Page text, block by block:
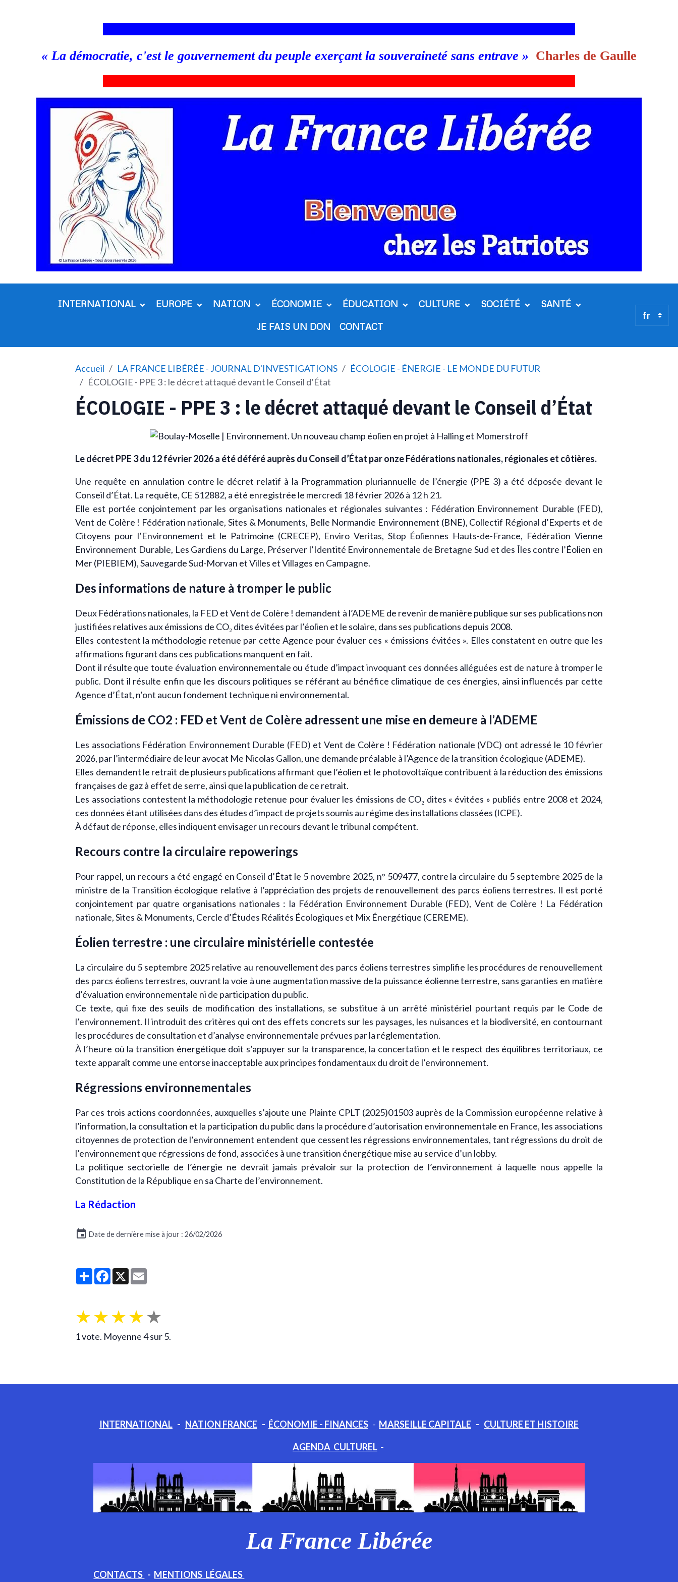
«La démocratie, c'est le gouvernement du peuple exerçant la souveraineté sans entrave » Charles de Gaulle
INTERNATIONAL EUROPE NATION ÉCONOMIE ÉDUCATION CULTURE SOCIÉTÉ SANTÉ
JE FAIS UN DON CONTACT
Accueil LA FRANCE LIBÉRÉE - JOURNAL D'INVESTIGATIONS
ÉCOLOGIE - ÉNERGIE - LE MONDE DU FUTUR
ÉCOLOGIE - PPE 3 : le décret attaqué devant le Conseil d’État
ÉCOLOGIE - PPE 3 : le décret attaqué devant le Conseil d’État
Le décret PPE 3 du 12 février 2026 a été déféré auprès du Conseil d’État par onze Fédérations nationales, régionales et côtières.
Une requête en annulation contre le décret relatif à la Programmation pluriannuelle de l’énergie (PPE 3) a été déposée devant le
Conseil d’État. La requête, CE 512882, a été enregistrée le mercredi 18 février 2026 à 12 h 21.
Elle est portée conjointement par les organisations nationales et régionales suivantes : Fédération Environnement Durable (FED),
Vent de Colère ! Fédération nationale, Sites & Monuments, Belle Normandie Environnement (BNE), Collectif Régional d’Experts et de
Citoyens pour l’Environnement et le Patrimoine (CRECEP), Enviro Veritas, Stop Éoliennes Hauts-de-France, Fédération Vienne
Environnement Durable, Les Gardiens du Large, Préserver l’Identité Environnementale de Bretagne Sud et des Îles contre l’Éolien en
Mer (PIEBIEM), Sauvegarde Sud-Morvan et Villes et Villages en Campagne.
Des informations de nature à tromper le public
Deux Fédérations nationales, la FED et Vent de Colère ! demandent à l’ADEME de revenir de manière publique sur ses publications non
justifiées relatives aux émissions de CO₂ dites évitées par l’éolien et le solaire, dans ses publications depuis 2008.
Elles contestent la méthodologie retenue par cette Agence pour évaluer ces « émissions évitées ». Elles constatent en outre que les
affirmations figurant dans ces publications manquent en fait.
Dont il résulte que toute évaluation environnementale ou étude d’impact invoquant ces données alléguées est de nature à tromper le
public. Dont il résulte enfin que les discours politiques se référant au bénéfice climatique de ces énergies, ainsi influencés par cette
Agence d’État, n’ont aucun fondement technique ni environnemental.
Émissions de CO2 : FED et Vent de Colère adressent une mise en demeure à l’ADEME
Les associations Fédération Environnement Durable (FED) et Vent de Colère ! Fédération nationale (VDC) ont adressé le 10 février
2026, par l’intermédiaire de leur avocat Me Nicolas Gallon, une demande préalable à l’Agence de la transition écologique (ADEME).
Elles demandent le retrait de plusieurs publications affirmant que l’éolien et le photovoltaïque contribuent à la réduction des émissions
françaises de gaz à effet de serre, ainsi que la publication de ce retrait.
Les associations contestent la méthodologie retenue pour évaluer les émissions de CO₂ dites « évitées » publiés entre 2008 et 2024,
ces données étant utilisées dans des études d’impact de projets soumis au régime des installations classées (ICPE).
À défaut de réponse, elles indiquent envisager un recours devant le tribunal compétent.
Recours contre la circulaire repowerings
Pour rappel, un recours a été engagé en Conseil d’État le 5 novembre 2025, n° 509477, contre la circulaire du 5 septembre 2025 de la
ministre de la Transition écologique relative à l’appréciation des projets de renouvellement des parcs éoliens terrestres. Il est porté
conjointement par quatre organisations nationales : la Fédération Environnement Durable (FED), Vent de Colère ! La Fédération
nationale, Sites & Monuments, Cercle d’Études Réalités Écologiques et Mix Énergétique (CEREME).
Éolien terrestre : une circulaire ministérielle contestée
La circulaire du 5 septembre 2025 relative au renouvellement des parcs éoliens terrestres simplifie les procédures de renouvellement
des parcs éoliens terrestres, ouvrant la voie à une augmentation massive de la puissance éolienne terrestre, sans garanties en matière
d’évaluation environnementale ni de participation du public.
Ce texte, qui fixe des seuils de modification des installations, se substitue à un arrêté ministériel pourtant requis par le Code de
l’environnement. Il introduit des critères qui ont des effets concrets sur les paysages, les nuisances et la biodiversité, en contournant
les procédures de consultation et d’analyse environnementale prévues par la réglementation.
À l’heure où la transition énergétique doit s’appuyer sur la transparence, la concertation et le respect des équilibres territoriaux, ce
texte apparaît comme une entorse inacceptable aux principes fondamentaux du droit de l’environnement.
Régressions environnementales
Par ces trois actions coordonnées, auxquelles s’ajoute une Plainte CPLT (2025)01503 auprès de la Commission européenne relative à
l’information, la consultation et la participation du public dans la procédure d’autorisation environnementale en France, les associations
citoyennes de protection de l’environnement entendent que cessent les régressions environnementales, tant régressions du droit de
l’environnement que régressions de fond, associées à une transition énergétique mise au service d’un lobby.
La politique sectorielle de l’énergie ne devrait jamais prévaloir sur la protection de l’environnement à laquelle nous appelle la
Constitution de la République en sa Charte de l’environnement.
La Rédaction
Date de dernière mise à jour : 26/02/2026
PartagerFacebook
X
★★★★★
1vote. Moyenne4sur 5.
INTERNATIONAL - NATION FRANCE - ÉCONOMIE - FINANCES - MARSEILLE CAPITALE - CULTURE ET HISTOIRE
AGENDA CULTUREL -
La France Libérée
CONTACTS - MENTIONS LÉGALES